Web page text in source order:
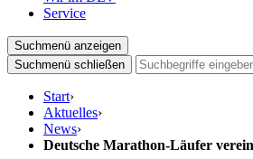
Service
Suchmenü anzeigen
Suchmenü schließen
Start›
Aktuelles›
News›
Deutsche Marathon-Läufer